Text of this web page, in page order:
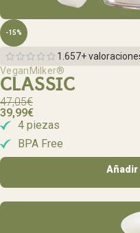
-15%
1.657+
VeganMilker®
CLASSIC
47,05€
39,99€
4 piezas
BPA Free
Añadir